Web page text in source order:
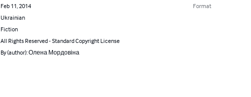
Feb 11, 2014
Ukrainian
Fiction
All Rights Reserved - Standard Copyright License
By (author): Олена Мордовіна
Format